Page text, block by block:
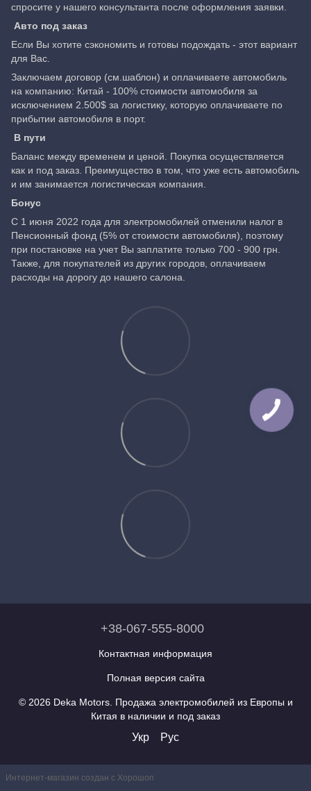
спросите у нашего консультанта после оформления заявки.
Авто под заказ
Если Вы хотите сэкономить и готовы подождать - этот вариант
для Вас.
Заключаем договор (см.шаблон) и оплачиваете автомобиль
на компанию: Китай - 100% стоимости автомобиля за
исключением 2.500$ за логистику, которую оплачиваете по
прибытии автомобиля в порт.
В пути
Баланс между временем и ценой. Покупка осуществляется
как и под заказ. Преимущество в том, что уже есть автомобиль
и им занимается логистическая компания.
Бонус
С 1 июня 2022 года для электромобилей отменили налог в
Пенсионный фонд (5% от стоимости автомобиля), поэтому
при постановке на учет Вы заплатите только 700 - 900 грн.
Также, для покупателей из других городов, оплачиваем
расходы на дорогу до нашего салона.
+38-067-555-8000
Контактная информация
Полная версия сайта
© 2026 Deka Motors. Продажа электромобилей из Европы и
Китая в наличии и под заказ
Укр Рус
Интернет-магазин создан с Хорошоп